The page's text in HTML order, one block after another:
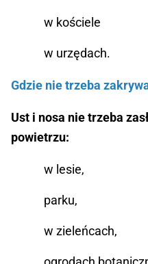
w kościele
w urzędach.
Gdzie nie trzeba
Ust i nosa nie trzeba
powietrzu:
w lesie,
parku,
w zieleńcach,